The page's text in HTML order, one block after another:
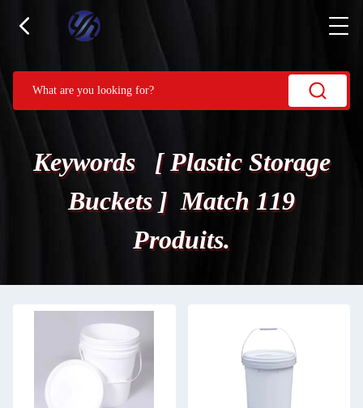
Keywords [ Plastic Storage
Buckets ] Match 119
Produits.